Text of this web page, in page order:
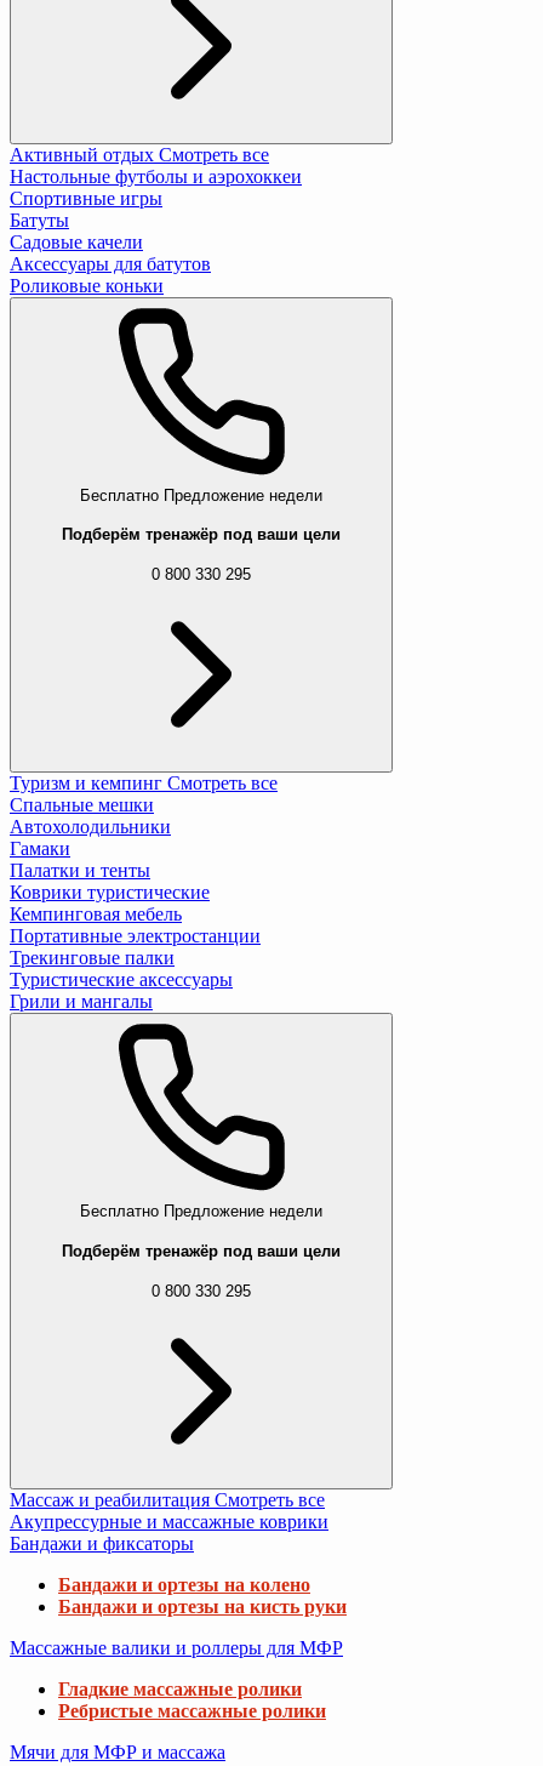
Активный отдых Смотреть все
Настольные футболы и аэрохоккеи
Спортивные игры
Батуты
Садовые качели
Аксессуары для батутов
Роликовые коньки
Бесплатно Предложение недели
Подберём тренажёр под ваши цели
0 800 330 295
Туризм и кемпинг Смотреть все
Спальные мешки
Автохолодильники
Гамаки
Палатки и тенты
Коврики туристические
Кемпинговая мебель
Портативные электростанции
Трекинговые палки
Туристические аксессуары
Грили и мангалы
Бесплатно Предложение недели
Подберём тренажёр под ваши цели
0 800 330 295
Массаж и реабилитация Смотреть все
Акупрессурные и массажные коврики
Бандажи и фиксаторы
Бандажи и ортезы на колено
Бандажи и ортезы на кисть руки
Массажные валики и роллеры для МФР
Гладкие массажные ролики
Ребристые массажные ролики
Мячи для МФР и массажа